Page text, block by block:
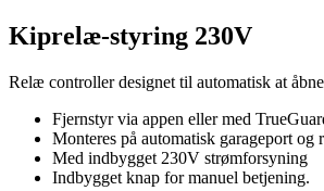
Kiprelæ-styring 230V
Relæ controller designet til automatisk at
Fjernstyr via appen eller med
Monteres på automatisk garageport og
Med indbygget 230V strømforsyning
Indbygget knap for manuel betjening.